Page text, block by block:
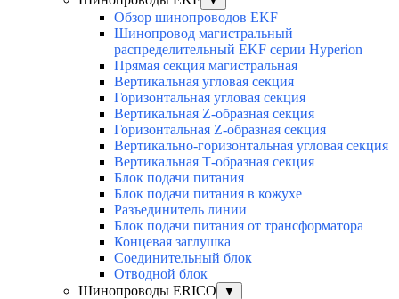
Обзор шинопроводов EKF
Шинопровод магистральный
распределительный EKF серии Hyperion
Прямая секция магистральная
Вертикальная угловая секция
Горизонтальная угловая секция
Вертикальная Z-образная секция
Горизонтальная Z-образная секция
Вертикально-горизонтальная угловая секция
Вертикальная Т-образная секция
Блок подачи питания
Блок подачи питания в кожухе
Разъединитель линии
Блок подачи питания от трансформатора
Концевая заглушка
Соединительный блок
Отводной блок
Шинопроводы ERICO
▼